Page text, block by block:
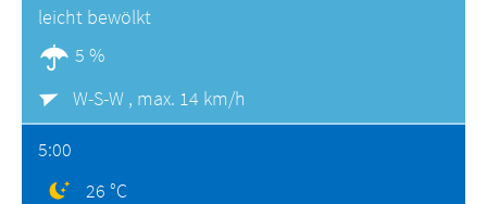
leicht bewölkt
5 %
W-S-W , max. 14 km/h
5:00
26 °C